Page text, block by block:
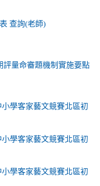
查詢(老師)
ryjh011/
評量命審題機制實施要點
a/m2.ryjh.tyc.edu.tw/
ryjh011/
學客家藝文競賽北區初
學客家藝文競賽北區初
學客家藝文競賽北區初